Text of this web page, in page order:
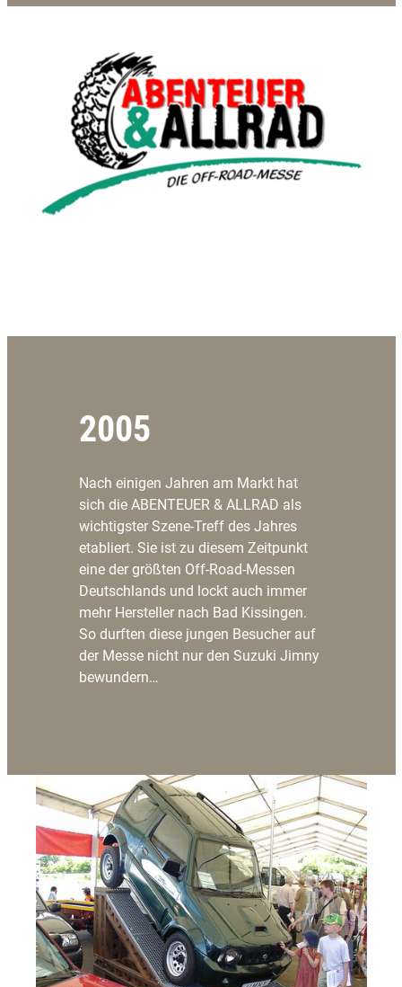
2005
Nach einigen Jahren am Markt hat
sich die ABENTEUER & ALLRAD als
wichtigster Szene-Treff des Jahres
etabliert. Sie ist zu diesem Zeitpunkt
eine der größten Off-Road-Messen
Deutschlands und lockt auch immer
mehr Hersteller nach Bad Kissingen.
So durften diese jungen Besucher auf
der Messe nicht nur den Suzuki Jimny
bewundern…